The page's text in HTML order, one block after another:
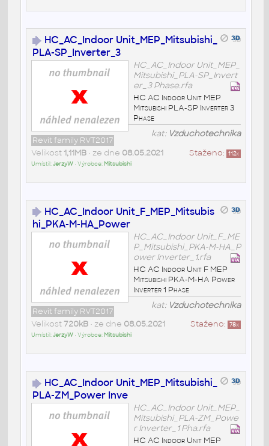
HC_AC_Indoor Unit_MEP_Mitsubishi_
PLA-SP_Inverter_3
HC_AC_Indoor Unit_MEP_
Mitsubishi_PLA-SP_Invert
er_3 Phase.rfa
HC AC Indoor Unit MEP
Mitsubishi PLA-SP Inverter 3
Phase
kat: Vzduchotechnika
Revit family RVT2017
Staženo: 112x
Velikost 1,11MB• ze dne 08.05.2021
Umístil:JerzyW• Výrobce: Mitsubishi
HC_AC_Indoor Unit_F_MEP_Mitsubis
hi_PKA-M-HA_Power
HC_AC_Indoor Unit_F_ME
P_Mitsubishi_PKA-M-HA_P
ower Inverter_1.rfa
HC AC Indoor Unit F MEP
Mitsubishi PKA-M-HA Power
Inverter 1 Phase
kat: Vzduchotechnika
Revit family RVT2017
Staženo: 78x
Velikost 720kB• ze dne 08.05.2021
Umístil:JerzyW• Výrobce: Mitsubishi
HC_AC_Indoor Unit_MEP_Mitsubishi_
PLA-ZM_Power Inve
HC_AC_Indoor Unit_MEP_
Mitsubishi_PLA-ZM_Powe
r Inverter_1 Pha.rfa
HC AC Indoor Unit MEP